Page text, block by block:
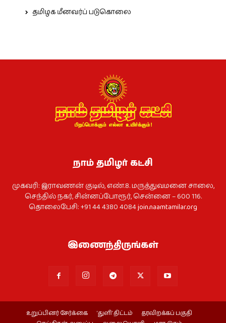
தமிழக மீனவர்ப் படுகொலை
நாம் தமிழர் கட்சி
முகவரி: இராவணன் குடில், எண்.8. மருத்துவமனை சாலை,
செந்தில் நகர், சின்னப்போரூர், சென்னை – 600 116.
தொலைபேசி: +91 44 4380 4084join.naamtamilar.org
இணைந்திருங்கள்
உறுப்பினர் சேர்க்கை ‘துளி’ திட்டம்
தரவிறக்கப் பகுதி